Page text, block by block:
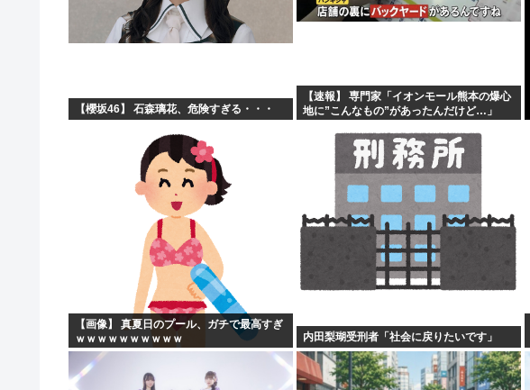
【櫻坂46】 石森璃花、危険すぎる・・・
【速報】 専門家「イオンモール熊本の爆心
地に”こんなもの”があったんだけど…」
【画像】 真夏日のプール、ガチで最高すぎ
ｗｗｗｗｗｗｗｗｗｗ
内田梨瑚受刑者「社会に戻りたいです」